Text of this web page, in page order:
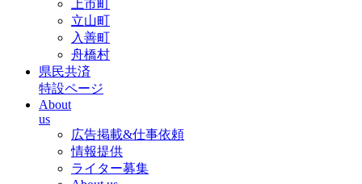
上市町
立山町
入善町
舟橋村
県民共済
特設ページ
About
us
広告掲載&仕事依頼
情報提供
ライター募集